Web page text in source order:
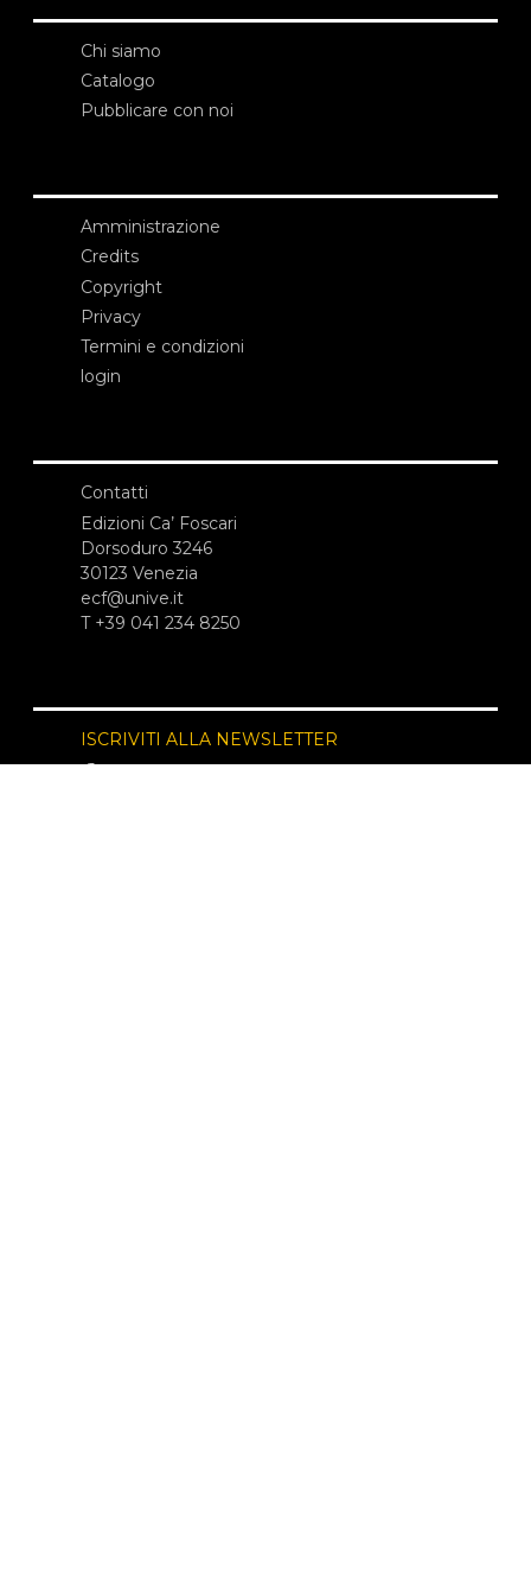
Chi siamo
Catalogo
Pubblicare con noi
Amministrazione
Credits
Copyright
Privacy
Termini e condizioni
login
Contatti
Edizioni Ca’ Foscari
Dorsoduro 3246
30123 Venezia
ecf@unive.it
T +39 041 234 8250
ISCRIVITI ALLA NEWSLETTER